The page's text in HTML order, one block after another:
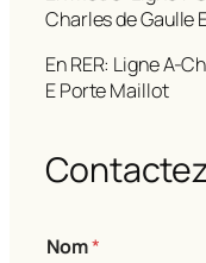
Charles de Gaulle
En RER: Ligne A-
E Porte Maillot
Nom*